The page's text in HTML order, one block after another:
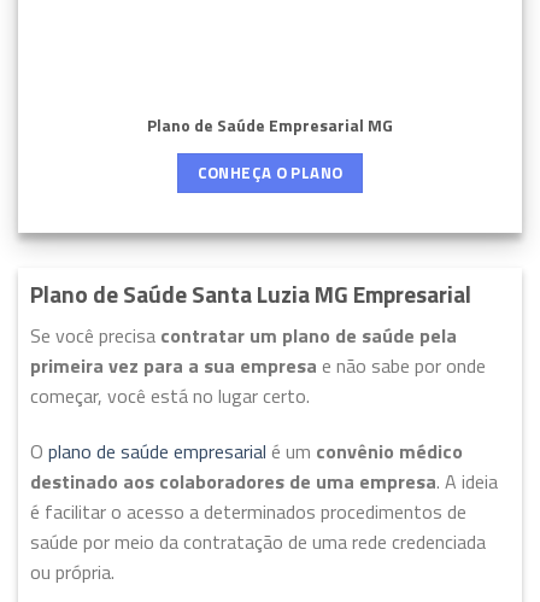
Plano de Saúde Empresarial MG
CONHEÇA O PLANO
Plano de Saúde Santa Luzia MG Empresarial
Se você precisa contratar um plano de saúde pela
primeira vez para a sua empresa e não sabe por onde
começar, você está no lugar certo.
O plano de saúde empresarial é um convênio médico
destinado aos colaboradores de uma empresa. A ideia
é facilitar o acesso a determinados procedimentos de
saúde por meio da contratação de uma rede credenciada
ou própria.